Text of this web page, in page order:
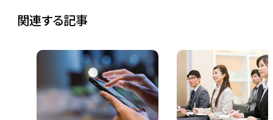
関連する記事